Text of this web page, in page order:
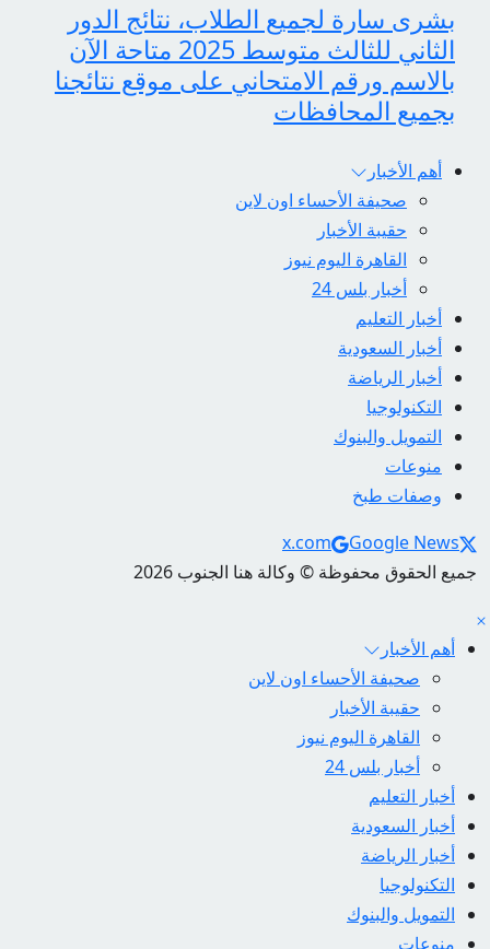
بشرى سارة لجميع الطلاب، نتائج الدور
الثاني للثالث متوسط 2025 متاحة الآن
بالاسم ورقم الامتحاني على موقع نتائجنا
بجميع المحافظات
أهم الأخبار
صحيفة الأحساء اون لاين
حقيبة الأخبار
القاهرة اليوم نيوز
أخبار بلس 24
أخبار التعليم
أخبار السعودية
أخبار الرياضة
التكنولوجيا
التمويل والبنوك
منوعات
وصفات طبخ
Social Links
x.com
Google News
جميع الحقوق محفوظة © وكالة هنا الجنوب 2026
أهم الأخبار
صحيفة الأحساء اون لاين
حقيبة الأخبار
القاهرة اليوم نيوز
أخبار بلس 24
أخبار التعليم
أخبار السعودية
أخبار الرياضة
التكنولوجيا
التمويل والبنوك
منوعات